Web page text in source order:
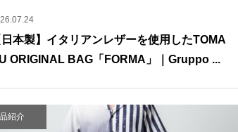
本製】イタリアンレザーを使用したTOMA
ORIGINAL BAG「FORMA」｜Gruppo ...
紹介